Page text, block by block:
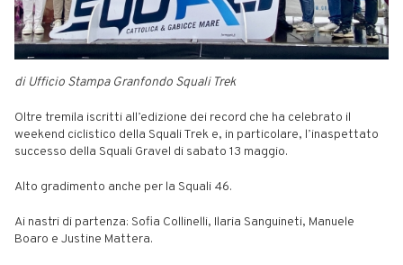
di Ufficio Stampa Granfondo Squali Trek
Oltre tremila iscritti all’edizione dei record che ha celebrato il
weekend ciclistico della Squali Trek e, in particolare, l’inaspettato
successo della Squali Gravel di sabato 13 maggio.
Alto gradimento anche per la Squali 46.
Ai nastri di partenza: Sofia Collinelli, Ilaria Sanguineti, Manuele
Boaro e Justine Mattera.